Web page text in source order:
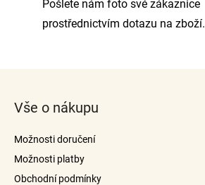
Pošlete nám foto své zákaznice
prostřednictvím dotazu na zboží.
Vše o nákupu
Možnosti doručení
Možnosti platby
Obchodní podmínky